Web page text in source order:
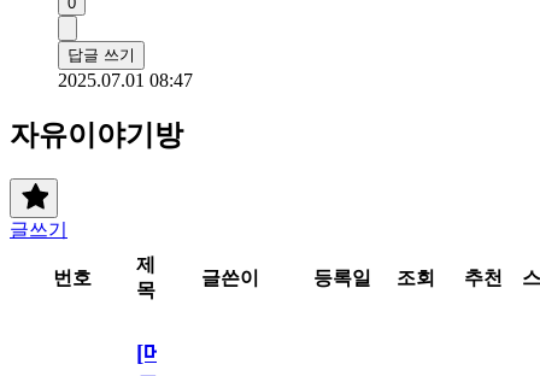
답글 쓰기
2025.07.01 08:47
자유이야기방
글쓰기
번호
제
목
글쓴이 등록일 조회 추천
[메